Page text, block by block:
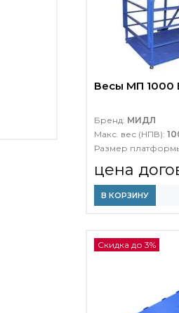
Весы МП 1000
Бренд: МИДЛ
Макс. вес (НПВ):
Размер
цена
В КОРЗИНУ
Скидка до 3%